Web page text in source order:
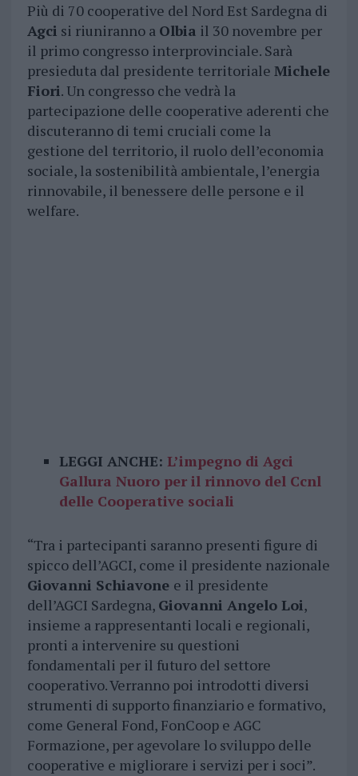
Più di 70 cooperative del Nord Est Sardegna di
Agci si riuniranno a Olbia il 30 novembre per
il primo congresso interprovinciale. Sarà
presieduta dal presidente territoriale Michele
Fiori. Un congresso che vedrà la
partecipazione delle cooperative aderenti che
discuteranno di temi cruciali come la
gestione del territorio, il ruolo dell’economia
sociale, la sostenibilità ambientale, l’energia
rinnovabile, il benessere delle persone e il
welfare.
LEGGI ANCHE: L’impegno di Agci
Gallura Nuoro per il rinnovo del Ccnl
delle Cooperative sociali
“Tra i partecipanti saranno presenti figure di
spicco dell’AGCI, come il presidente nazionale
Giovanni Schiavone e il presidente
dell’AGCI Sardegna, Giovanni Angelo Loi,
insieme a rappresentanti locali e regionali,
pronti a intervenire su questioni
fondamentali per il futuro del settore
cooperativo. Verranno poi introdotti diversi
strumenti di supporto finanziario e formativo,
come General Fond, FonCoop e AGC
Formazione, per agevolare lo sviluppo delle
cooperative e migliorare i servizi per i soci”.